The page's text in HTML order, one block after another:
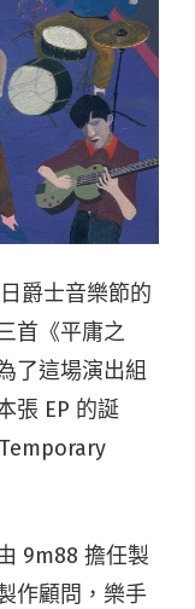
爵士音樂節的
首《平庸之
了這場演出組
張 EP 的誕
9m88 擔任製
作顧問，樂手